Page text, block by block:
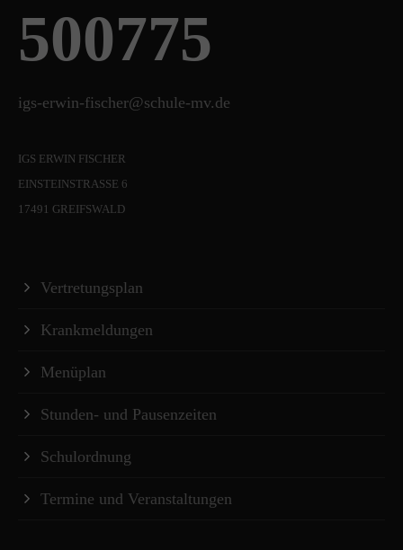
500775
igs-erwin-fischer@schule-mv.de
IGS ERWIN FISCHER
EINSTEINSTRASSE 6
17491 GREIFSWALD
Vertretungsplan
Krankmeldungen
Menüplan
Stunden- und Pausenzeiten
Schulordnung
Termine und Veranstaltungen